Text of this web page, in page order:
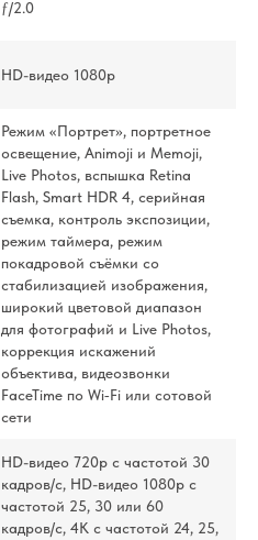
ƒ/2.0
HD-видео 1080p
Режим «Портрет», портретное
освещение, Animoji и Memoji,
Live Photos, вспышка Retina
Flash, Smart HDR 4, серийная
съемка, контроль экспозиции,
режим таймера, режим
покадровой съёмки со
стабилизацией изображения,
широкий цветовой диапазон
для фотографий и Live Photos,
коррекция искажений
объектива, видеозвонки
FaceTime по Wi‑Fi или сотовой
сети
HD-видео 720p с частотой 30
кадров/ с, HD-видео 1080p с
частотой 25, 30 или 60
кадров/ с, 4K с частотой 24, 25,